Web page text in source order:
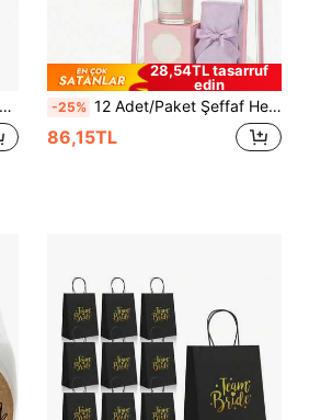
28,54TL tasarruf
edin
-25% 12 Adet/Paket Şeffaf Hediye Çantası, Pembe Kenarlı ve Saten Fiyonklu, Yeniden Kullanılabilir Şeffaf PVC Tote Çanta, Düğün, Gelin Hamamı, Doğum Günü Hediye Paketleme, Bebek Partisi ve Şık Hediye Paketleme İçin, Butiklerde Çiçek Sergilemeye de Uygun
86,15TL